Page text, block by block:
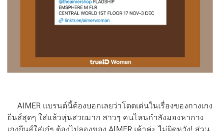
AIMER แบรนด์นี้ต้องบอกเลยว่าโดดเด่นในเรื่องของกางเกง
ยีนส์สุดๆ ใส่แล้วหุ่นสวยมาก สาวๆ คนไหนกำลังมองหากาง